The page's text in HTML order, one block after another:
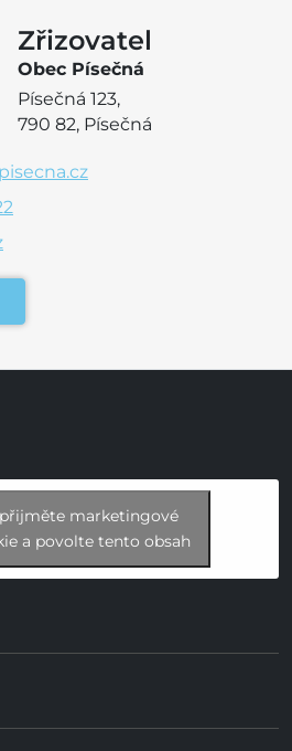
Zřizovatel
Obec Písečná
Písečná 123,
790 82, Písečná
marketingové
a povolte tento obsah